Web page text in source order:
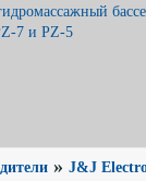
7 и PZ-5
» J&J